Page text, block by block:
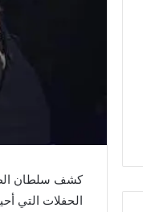
كشف سلطان
الحفلات التي